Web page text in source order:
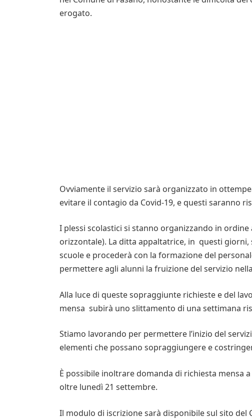
erogato.
Ovviamente il servizio sarà organizzato in
evitare il contagio da Covid-19, e questi saranno
I plessi scolastici si stanno organizzando in
orizzontale). La ditta appaltatrice, in questi
scuole e procederà con la formazione del
permettere agli alunni la fruizione del servizio
Alla luce di queste sopraggiunte richieste e del
mensa subirà uno slittamento di una settimana
Stiamo lavorando per permettere l’inizio del
elementi che possano sopraggiungere e
È possibile inoltrare domanda di richiesta mensa
oltre lunedì 21 settembre.
Il modulo di iscrizione sarà disponibile sul sito